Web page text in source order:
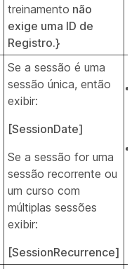
treinamento não
exige uma ID de
Registro.}
Se a sessão é uma
sessão única, então
exibir:
[SessionDate]
Se a sessão for uma
sessão recorrente ou
um curso com
múltiplas sessões
exibir:
[SessionRecurrence]